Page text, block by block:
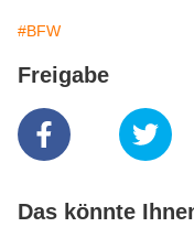
#BFW
Freigabe
Das könnte